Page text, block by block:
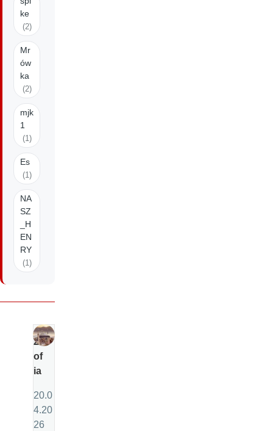
ke
(2)
Mr
ów
ka
(2)
mjk
1
(1)
Es
(1)
NA
SZ
_H
EN
RY
(1)
Z
of
ia
20.0
4.20
26